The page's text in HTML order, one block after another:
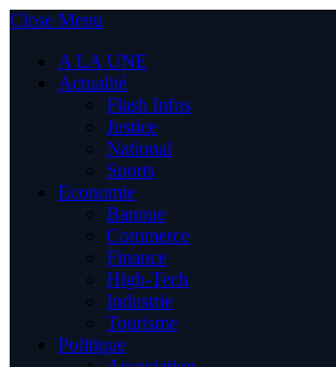
Close Menu
A LA UNE
Actualité
Flash Infos
Justice
National
Sports
Economie
Banque
Commerce
Finance
High-Tech
Industrie
Tourisme
Politique